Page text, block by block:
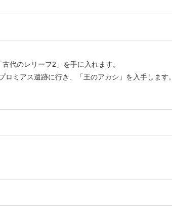
代のレリーフ2」を手に入れます。
ミアス遺跡に行き、「王のアカシ」を入手します。